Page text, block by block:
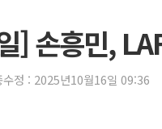
유
미
[종합
트
] 손흥민,
수정 : 2025년10월16일 09:36